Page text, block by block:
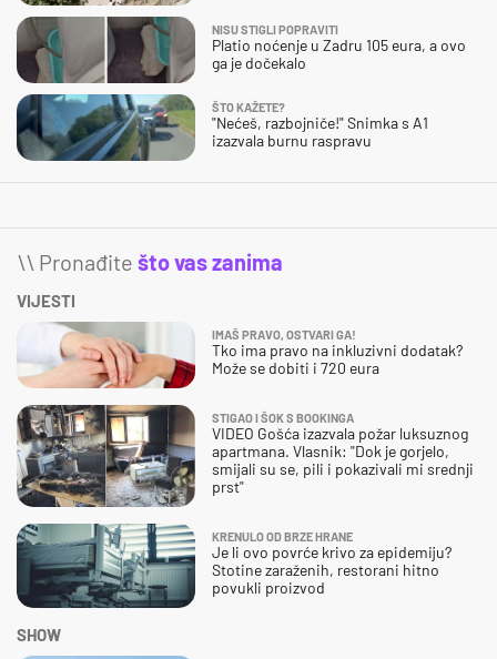
NISU STIGLI POPRAVITI
Platio noćenje u Zadru 105 eura, a ovo
ga je dočekalo
ŠTO KAŽETE?
"Nećeš, razbojniče!" Snimka s A1
izazvala burnu raspravu
\\ Pronađite što vas zanima
VIJESTI
IMAŠ PRAVO, OSTVARI GA!
Tko ima pravo na inkluzivni dodatak?
Može se dobiti i 720 eura
STIGAO I ŠOK S BOOKINGA
VIDEO Gošća izazvala požar luksuznog
apartmana. Vlasnik: "Dok je gorjelo,
smijali su se, pili i pokazivali mi srednji
prst"
KRENULO OD BRZE HRANE
Je li ovo povrće krivo za epidemiju?
Stotine zaraženih, restorani hitno
povukli proizvod
SHOW